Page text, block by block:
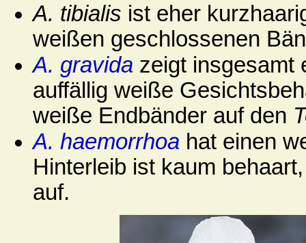
A. tibialis ist eher
weißen geschlossenen
A. gravida zeigt insgesamt
auffällig weiße
weiße Endbänder auf den
A. haemorrhoa hat einen
Hinterleib ist kaum
auf.